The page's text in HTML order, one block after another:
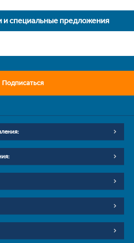
и специальные предложения
Подписаться